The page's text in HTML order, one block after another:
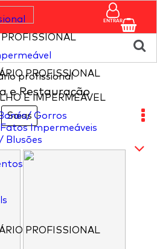
PROFISSIONAL
E IMPERMEÁVEL
Gorros
Impermeáveis
Blusões
PROFISSIONAL
ENTRAR
profissional
e Restauração
Saias